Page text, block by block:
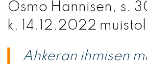
Osmo Hännisen, s.
k. 14.12.2022
Ahkeran ihmisen